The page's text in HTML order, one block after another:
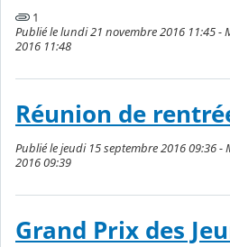
1
Publié le lundi 21 novembre 2016 11:45 -
2016 11:48
Réunion de
Publié le jeudi 15 septembre 2016 09:36
2016 09:39
Grand Prix des